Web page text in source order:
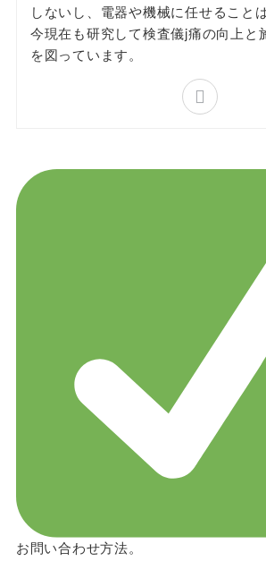
しないし、電器や機械に任せること
今現在も研究して検査儀j痛の向上と
を図っています。
お問い合わせ方法。